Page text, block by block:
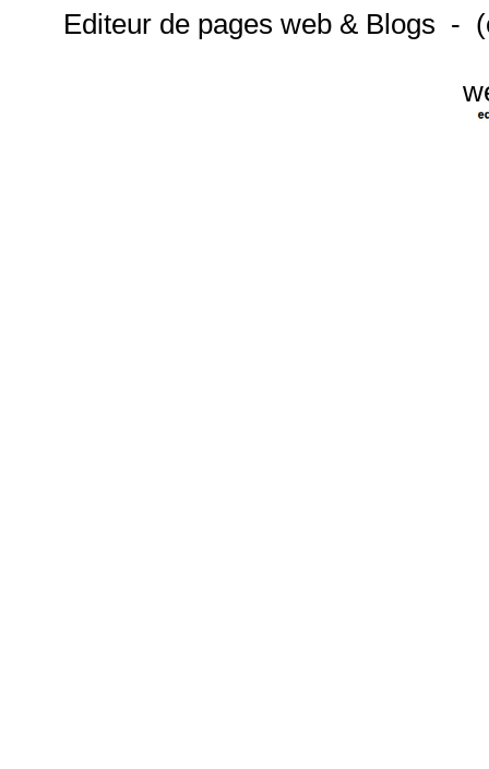
Editeur de pages web & Blogs -